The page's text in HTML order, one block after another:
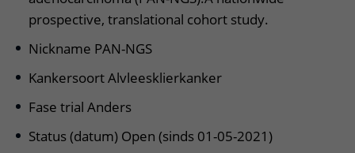
prospective, translational cohort study.
Nickname PAN-NGS
Kankersoort Alvleesklierkanker
Fase trial Anders
Status (datum) Open (sinds 01-05-2021)